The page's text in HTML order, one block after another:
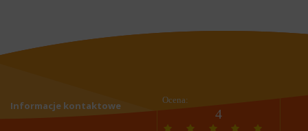
Informacje kontaktowe Ocena:
4